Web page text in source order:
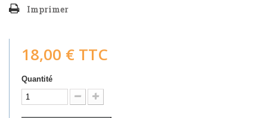
Imprimer
18,00 € TTC
Quantité